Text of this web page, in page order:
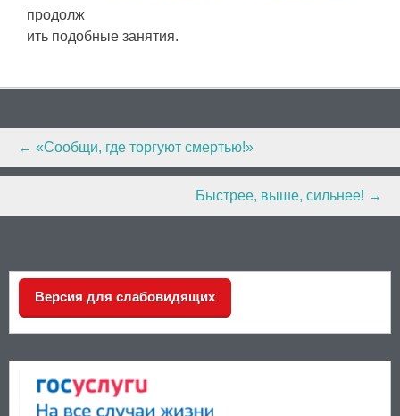
продолж
ить подобные занятия.
Post
navigation
← «Сообщи, где торгуют смертью!»
Быстрее, выше, сильнее! →
Версия для слабовидящих